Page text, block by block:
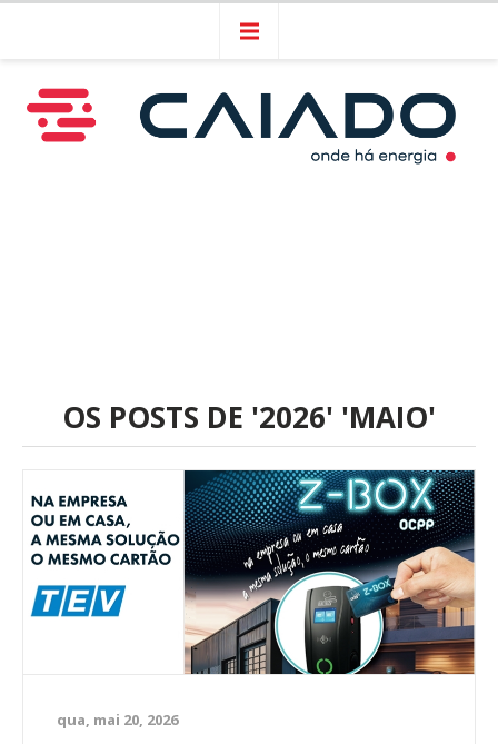
OS POSTS DE '2026' 'MAIO'
qua, mai 20, 2026